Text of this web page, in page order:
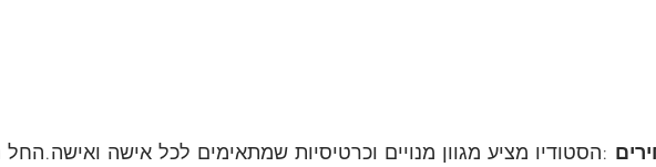
:הסטודיו מציע מגוון מנויים וכרטיסיות שמתאימים לכל אישה